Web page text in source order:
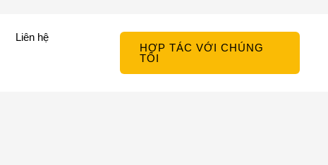
Liên hệ
HỢP TÁC VỚI CHÚNG
TÔI